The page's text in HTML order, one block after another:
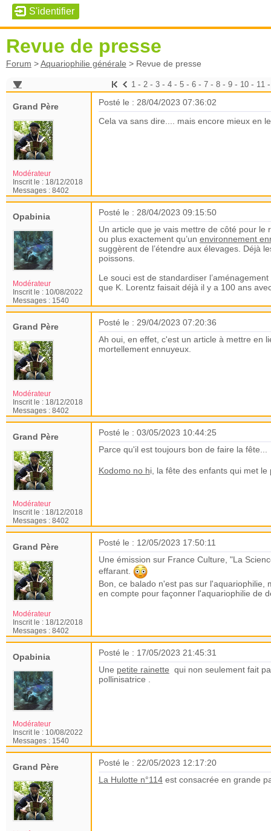
Revue de presse
Forum >Aquariophilie générale > Revue de presse
1 - 2- 3- 4- 5- 6- 7- 8- 9- 10- 11
Grand Père
Modérateur
Inscrit le : 18/12/2018
Messages : 8402
Posté le : 28/04/2023 07:36:02
Cela va sans dire.... mais encore mieux en
Opabinia
Modérateur
Inscrit le : 10/08/2022
Messages : 1540
Posté le : 28/04/2023 09:15:50
Un article que je vais mettre de côté pour
ou plus exactement qu’un environnement
suggèrent de l’étendre aux élevages. Déjà
poissons.
Le souci est de standardiser
que K. Lorentz faisait déjà il y a 100 ans
Grand Père
Modérateur
Inscrit le : 18/12/2018
Messages : 8402
Posté le : 29/04/2023 07:20:36
Ah oui, en effet, c'est un article à mettre en
mortellement ennuyeux.
Grand Père
Modérateur
Inscrit le : 18/12/2018
Messages : 8402
Posté le : 03/05/2023 10:44:25
Parce qu'il est toujours bon de faire la fête...
Kodomo no hi, la fête des enfants qui met
Grand Père
Modérateur
Inscrit le : 18/12/2018
Messages : 8402
Posté le : 12/05/2023 17:50:11
Une émission sur France Culture, "La
effarant.
Bon, ce balado n'est pas sur l'aquariophilie,
en compte pour façonner l'aquariophilie de
Opabinia
Modérateur
Inscrit le : 10/08/2022
Messages : 1540
Posté le : 17/05/2023 21:45:31
Une petite rainette qui non seulement fait
pollinisatrice .
Grand Père
Posté le : 22/05/2023 12:17:20
La Hulotte n°114est consacrée en grande